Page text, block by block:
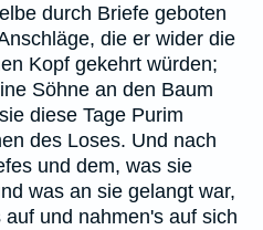
durch Briefe geboten
die er wider die
Kopf gekehrt würden;
Söhne an den Baum
diese Tage Purim
des Loses. Und nach
und dem, was sie
was an sie gelangt war,
und nahmen's auf sich